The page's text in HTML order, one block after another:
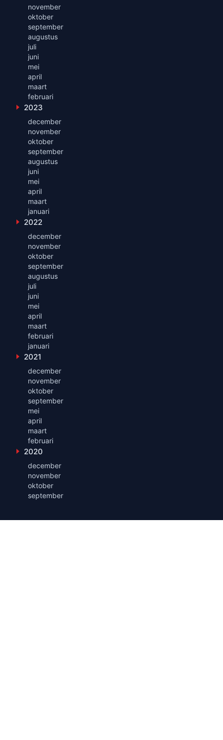
november
oktober
september
augustus
juli
juni
mei
april
maart
februari
Toon maanden uit 2023
2023
december
november
oktober
september
augustus
juni
mei
april
maart
januari
Toon maanden uit 2022
2022
december
november
oktober
september
augustus
juli
juni
mei
april
maart
februari
januari
Toon maanden uit 2021
2021
december
november
oktober
september
mei
april
maart
februari
Toon maanden uit 2020
2020
december
november
oktober
september